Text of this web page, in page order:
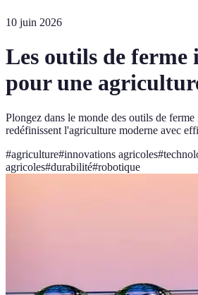
10 juin 2026
Les outils de ferme
pour une
Plongez dans le monde des outils de
redéfinissent l'agriculture moderne avec
#agriculture#innovations agricoles#
agricoles#durabilité#robotique